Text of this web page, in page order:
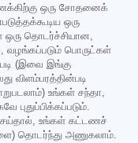
ஒரு சோதனைக்
ஒரு
ஒரு தொடர்ச்சியான,
வழங்கப்படும் பொருட்கள்
(இவை இங்கு
விளம்பரத்தின்படி
உங்கள் சந்தா,
புதுப்பிக்கப்படும்.
உங்கள் கட்டணச்
தொடர்ந்து அணுகலாம்.